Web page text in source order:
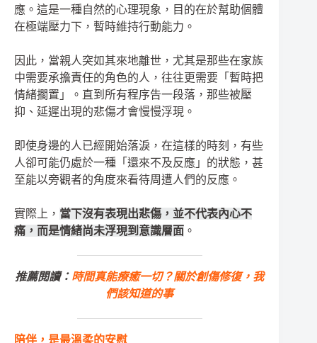
應。這是一種自然的心理現象，目的在於幫助個體
在極端壓力下，暫時維持行動能力。
因此，當親人突如其來地離世，尤其是那些在家族
中需要承擔責任的角色的人，往往更需要「暫時把
情緒擱置」。直到所有程序告一段落，那些被壓
抑、延遲出現的悲傷才會慢慢浮現。
即使身邊的人已經開始落淚，在這樣的時刻，有些
人卻可能仍處於一種「還來不及反應」的狀態，甚
至能以旁觀者的角度來看待周遭人們的反應。
實際上， 當下沒有表現出悲傷，並不代表內心不
痛，而是情緒尚未浮現到意識層面 。
推薦閱讀： 時間真能療癒一切？關於創傷修復，我
們該知道的事
陪伴，是最溫柔的安慰